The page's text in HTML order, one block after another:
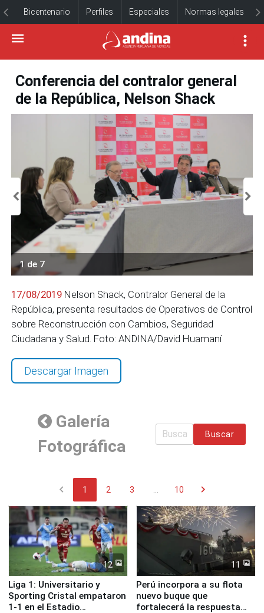
Bicentenario Perfiles Especiales Normas legales
Conferencia del contralor general
de la República, Nelson Shack
1 de 7
17/08/2019 Nelson Shack, Contralor General de la
República, presenta resultados de Operativos de Control
sobre Reconstrucción con Cambios, Seguridad
Ciudadana y Salud. Foto: ANDINA/David Huamaní
Descargar Imagen
Galería
Fotográfica
Buscar
chevron_left 1 2 3 10 chevron_right
12
Liga 1: Universitario y
Sporting Cristal empataron
1-1 en el Estadio
11
Perú incorpora a su flota
nuevo buque que
fortalecerá la respuesta